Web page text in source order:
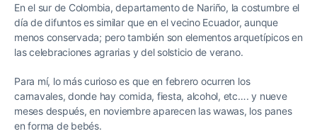
En el sur de Colombia, departamento de Nariño, la costumbre el
día de difuntos es similar que en el vecino Ecuador, aunque
menos conservada; pero también son elementos arquetípicos en
las celebraciones agrarias y del solsticio de verano.
Para mí, lo más curioso es que en febrero ocurren los
carnavales, donde hay comida, fiesta, alcohol, etc…. y nueve
meses después, en noviembre aparecen las wawas, los panes
en forma de bebés.